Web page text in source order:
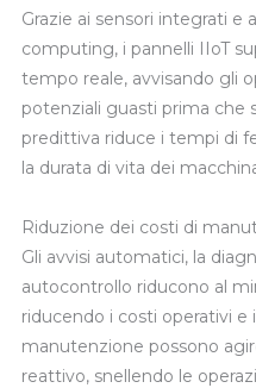
Grazie ai sensori integrati e
computing, i pannelli IIoT
tempo reale, avvisando gli
potenziali guasti prima che
predittiva riduce i tempi di
la durata di vita dei
Riduzione dei costi di
Gli avvisi automatici, la
autocontrollo riducono al
riducendo i costi operativi
manutenzione possono
reattivo, snellendo le